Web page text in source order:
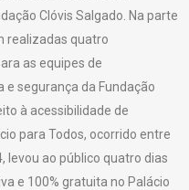
Clóvis Salgado. Na parte
realizadas quatro
as equipes de
e segurança da Fundação
à acessibilidade de
para Todos, ocorrido entre
levou ao público quatro dias
e 100% gratuita no Palácio